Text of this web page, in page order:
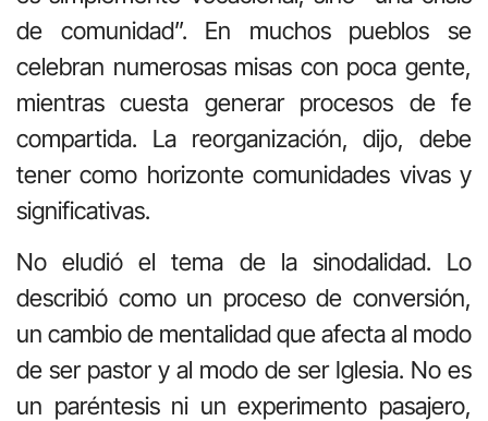
de comunidad”. En muchos pueblos se
celebran numerosas misas con poca gente,
mientras cuesta generar procesos de fe
compartida. La reorganización, dijo, debe
tener como horizonte comunidades vivas y
significativas.
No eludió el tema de la sinodalidad. Lo
describió como un proceso de conversión,
un cambio de mentalidad que afecta al modo
de ser pastor y al modo de ser Iglesia. No es
un paréntesis ni un experimento pasajero,